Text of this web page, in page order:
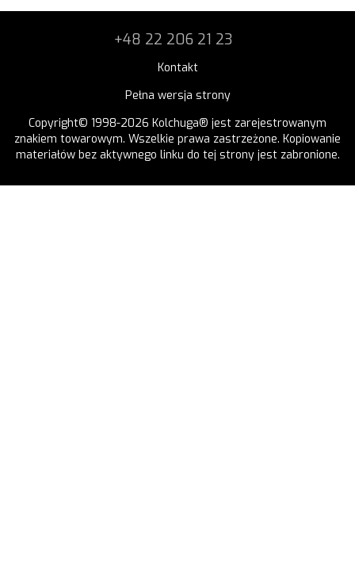
+48 22 206 21 23
Kontakt
Pełna wersja strony
Copyright© 1998-2026 Kolchuga® jest zarejestrowanym
znakiem towarowym. Wszelkie prawa zastrzeżone. Kopiowanie
materiałów bez aktywnego linku do tej strony jest zabronione.